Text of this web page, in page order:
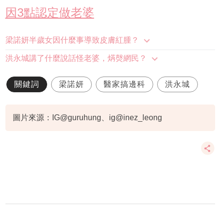
因3點認定做老婆
梁諾妍半歲女因什麼事導致皮膚紅腫？
洪永城講了什麼說話怪老婆，焫㷫網民？
關鍵詞 梁諾妍 醫家搞邊科 洪永城
圖片來源：IG@guruhung、ig@inez_leong